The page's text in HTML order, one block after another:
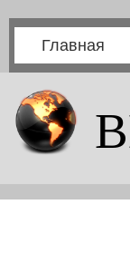
Главная